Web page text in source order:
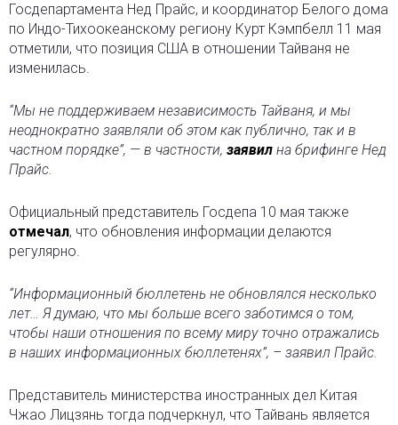
Госдепартамента Нед Прайс, и координатор Белого дома
по Индо-Тихоокеанскому региону Курт Кэмпбелл 11 мая
отметили, что позиция США в отношении Тайваня не
изменилась.
“Мы не поддерживаем независимость Тайваня, и мы
неоднократно заявляли об этом как публично, так и в
частном порядке”, — в частности, заявил на брифинге Нед
Прайс.
Официальный представитель Госдепа 10 мая также
отмечал, что обновления информации делаются
регулярно.
“Информационный бюллетень не обновлялся несколько
лет… Я думаю, что мы больше всего заботимся о том,
чтобы наши отношения по всему миру точно отражались
в наших информационных бюллетенях”, – заявил Прайс.
Представитель министерства иностранных дел Китая
Чжао Лицзянь тогда подчеркнул, что Тайвань является